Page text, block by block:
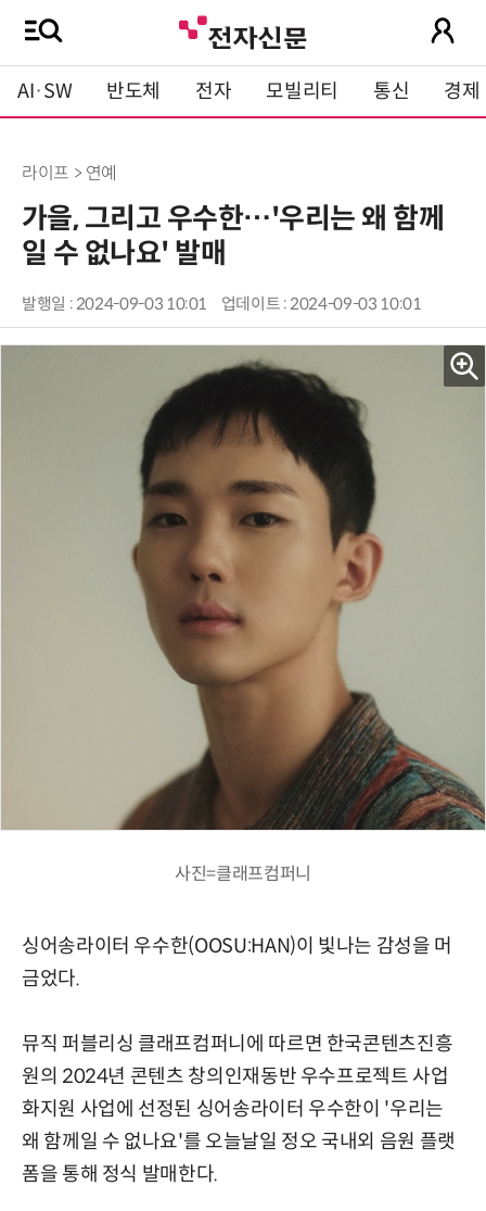
AI·SW 반도체 전자 모빌리티 통신 경제
라이프 > 연예
가을, 그리고 우수한…'우리는 왜 함께
일 수 없나요' 발매
발행일 : 2024-09-03 10:01 업데이트 : 2024-09-03 10:01
사진=클래프컴퍼니
싱어송라이터 우수한(OOSU:HAN)이 빛나는 감성을 머
금었다.
뮤직 퍼블리싱 클래프컴퍼니에 따르면 한국콘텐츠진흥
원의 2024년 콘텐츠 창의인재동반 우수프로젝트 사업
화지원 사업에 선정된 싱어송라이터 우수한이 '우리는
왜 함께일 수 없나요'를 오늘날일 정오 국내외 음원 플랫
폼을 통해 정식 발매한다.